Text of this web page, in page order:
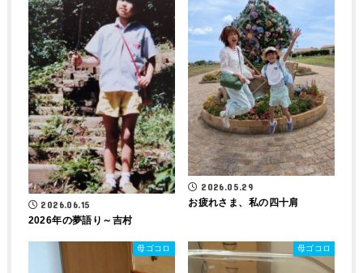
2026.06.15
2026年の夢語り～吉村
2026.05.29
お疲れさま、私の四十肩
母ゴコロ 母ゴコロ